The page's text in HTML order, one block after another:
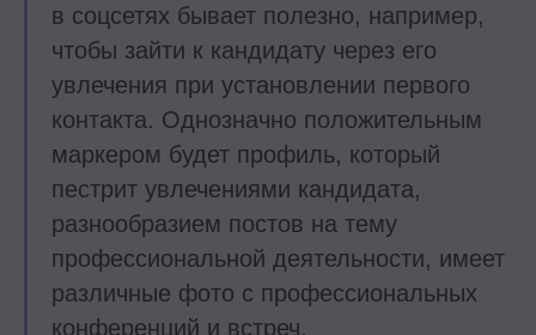
в соцсетях бывает полезно, например,
чтобы зайти к кандидату через его
увлечения при установлении первого
контакта. Однозначно положительным
маркером будет профиль, который
пестрит увлечениями кандидата,
разнообразием постов на тему
профессиональной деятельности, имеет
различные фото с профессиональных
конференций и встреч.